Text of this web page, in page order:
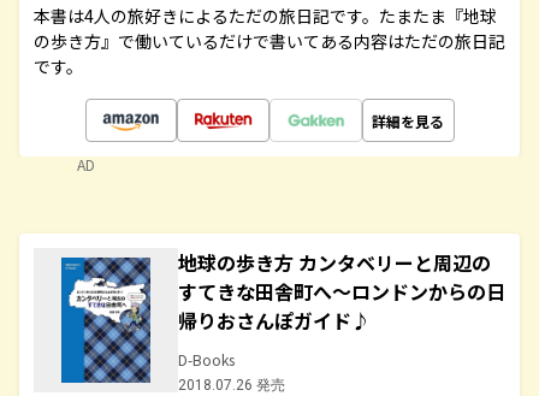
本書は4人の旅好きによるただの旅日記です。たまたま『地球
の歩き方』で働いているだけで書いてある内容はただの旅日記
です。
詳細を見る
AD
地球の歩き方 カンタベリーと周辺の
すてきな田舎町へ～ロンドンからの日
帰りおさんぽガイド♪
D-Books
2018.07.26 発売